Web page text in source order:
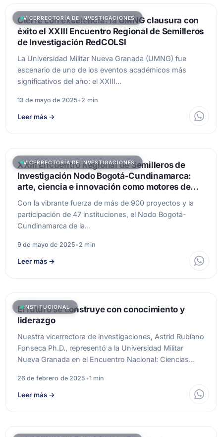
VICERRECTORÍA DE INVESTIGACIONES
Cierre con excelencia: la UMNG clausura con
éxito el XXIII Encuentro Regional de Semilleros
de Investigación RedCOLSI
La Universidad Militar Nueva Granada (UMNG) fue
escenario de uno de los eventos académicos más
significativos del año: el XXIII…
13 de mayo de 2025• 2 min
Leer más →
VICERRECTORÍA DE INVESTIGACIONES
XXIII Encuentro Regional de Semilleros de
Investigación Nodo Bogotá-Cundinamarca:
arte, ciencia e innovación como motores de
transformación
Con la vibrante fuerza de más de 900 proyectos y la
participación de 47 instituciones, el Nodo Bogotá-
Cundinamarca de la…
9 de mayo de 2025• 2 min
Leer más →
INSTITUCIONAL
El futuro se construye con conocimiento y
liderazgo
Nuestra vicerrectora de investigaciones, Astrid Rubiano
Fonseca Ph.D., representó a la Universidad Militar
Nueva Granada en el Encuentro Nacional: Ciencias…
26 de febrero de 2025 •1 min
Leer más →